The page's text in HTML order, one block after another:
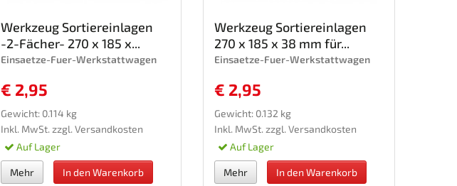
Werkzeug Sortiereinlagen
-2-Fächer- 270 x 185 x...
Einsaetze-Fuer-Werkstattwagen
€ 2,95
Gewicht: 0.114 kg
Inkl. MwSt. zzgl. Versandkosten
Auf Lager
Mehr In den Warenkorb
Werkzeug Sortiereinlagen
270 x 185 x 38 mm für...
Einsaetze-Fuer-Werkstattwagen
€ 2,95
Gewicht: 0.132 kg
Inkl. MwSt. zzgl. Versandkosten
Auf Lager
Mehr In den Warenkorb